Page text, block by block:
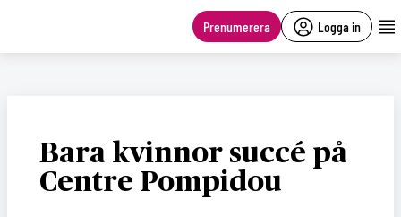
Prenumerera Logga in
Bara kvinnor succé på
Centre Pompidou